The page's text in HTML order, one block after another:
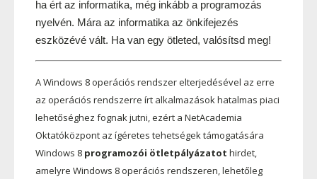
ha ért az informatika, még inkább a programozás
nyelvén. Mára az informatika az önkifejezés
eszközévé vált. Ha van egy ötleted, valósítsd meg!
A Windows 8 operációs rendszer elterjedésével az erre
az operációs rendszerre írt alkalmazások hatalmas piaci
lehetőséghez fognak jutni, ezért a NetAcademia
Oktatóközpont az ígéretes tehetségek támogatására
Windows 8 programozói ötletpályázatot hirdet,
amelyre Windows 8 operációs rendszeren, lehetőleg